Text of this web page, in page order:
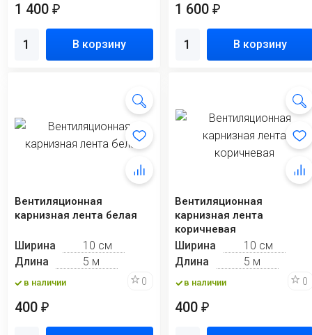
1 400 ₽
В корзину
1 600₽
В корзину
Вентиляционная
карнизная лента белая
Ширина
10 см
Длина
5 м
в наличии 0
400 ₽
Вентиляционная
карнизная лента
коричневая
Ширина
10 см
Длина
5 м
в наличии 0
400₽